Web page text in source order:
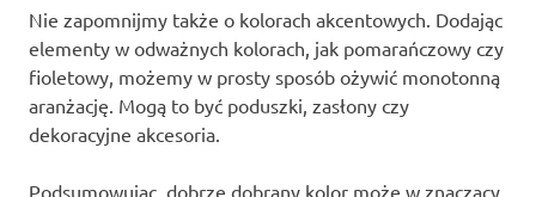
Nie zapomnijmy także o kolorach akcentowych. Dodając
elementy w odważnych kolorach, jak pomarańczowy czy
fioletowy, możemy w prosty sposób ożywić monotonną
aranżację. Mogą to być poduszki, zasłony czy
dekoracyjne akcesoria.
Podsumowując, dobrze dobrany kolor może w znaczący